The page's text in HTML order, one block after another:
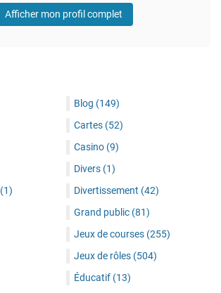
Afficher mon profil complet
(1)
Blog (149)
Cartes (52)
Casino (9)
Divers (1)
Divertissement (42)
Grand public (81)
Jeux de courses (255)
Jeux de rôles (504)
Éducatif (13)